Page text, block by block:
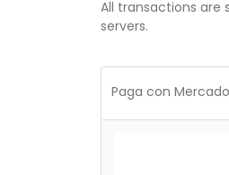
All transactions are
servers.
Paga con